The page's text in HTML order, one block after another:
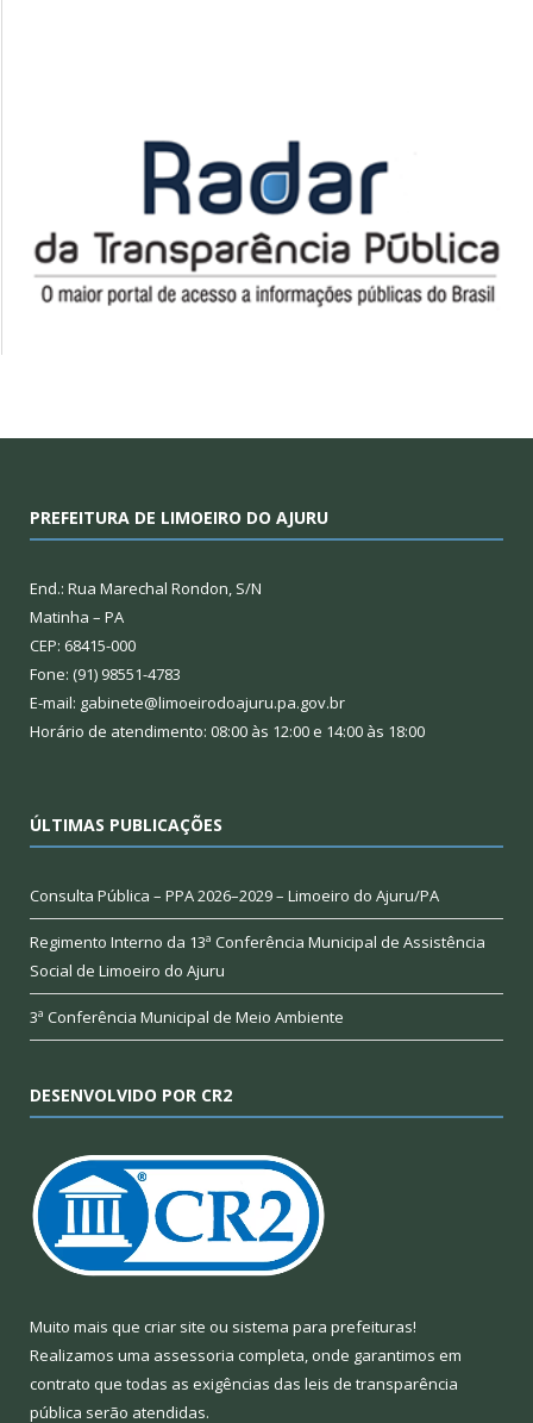
PREFEITURA DE LIMOEIRO DO AJURU
End.: Rua Marechal Rondon, S/N
Matinha – PA
CEP: 68415-000
Fone: (91) 98551-4783
E-mail: gabinete@limoeirodoajuru.pa.gov.br
Horário de atendimento: 08:00 às 12:00 e 14:00 às 18:00
ÚLTIMAS PUBLICAÇÕES
Consulta Pública – PPA 2026–2029 – Limoeiro do Ajuru/PA
Regimento Interno da 13ª Conferência Municipal de Assistência
Social de Limoeiro do Ajuru
3ª Conferência Municipal de Meio Ambiente
DESENVOLVIDO POR CR2
Muito mais que criar site ou sistema para prefeituras!
Realizamos uma assessoria completa, onde garantimos em
contrato que todas as exigências das leis de transparência
pública serão atendidas.